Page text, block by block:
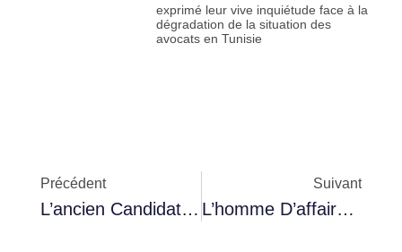
exprimé leur vive inquiétude face à la
dégradation de la situation des
avocats en Tunisie
Précédent
L’ancien Candidat À La Présidentielle Imed Daimi Condamné À Un An Et Demi De Prison
Suivant
L’homme D’affaires Ali Ghadamsi Emprisonné Dans Le Cadre De L’affaire “Instalingo”